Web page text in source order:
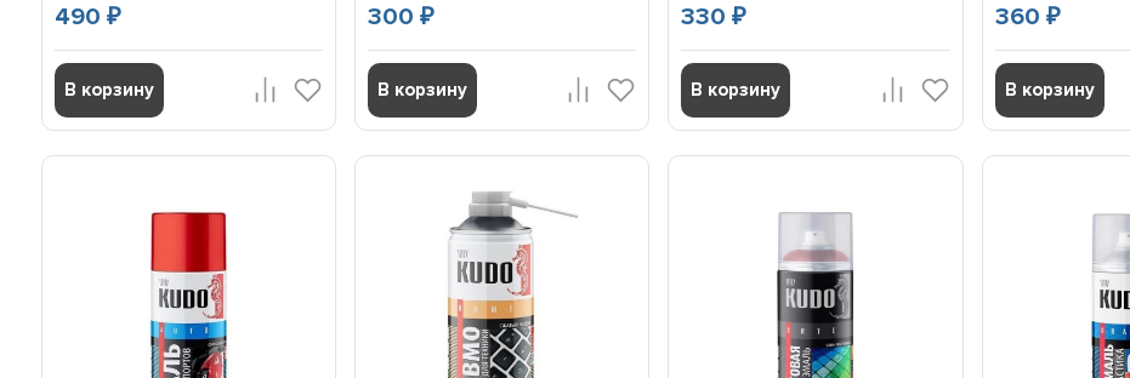
490₽
В корзину
300₽
В корзину
330₽
В корзину
360 ₽
В корзину